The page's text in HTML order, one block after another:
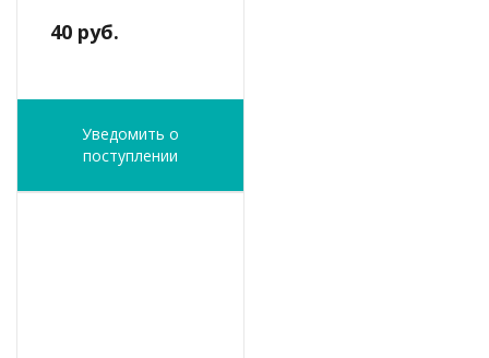
40 руб.
Уведомить о
поступлении